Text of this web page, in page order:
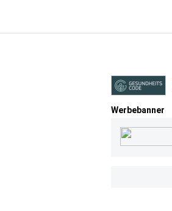
Werbebanner